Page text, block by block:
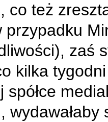
co też
przypadku
zaś
kilka
spółce
wydawałaby